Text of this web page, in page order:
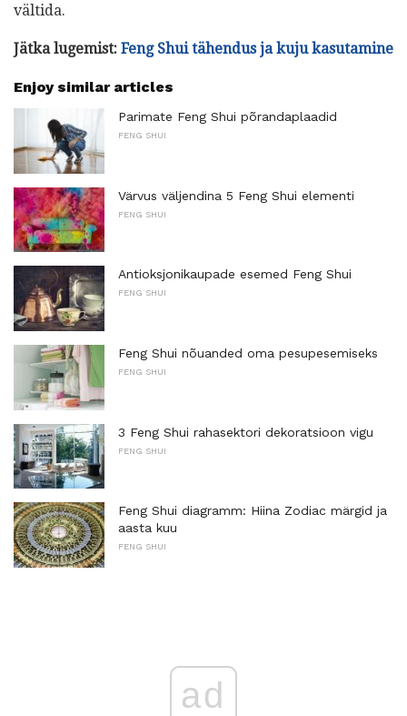
vältida.
Jätka lugemist: Feng Shui tähendus ja kuju kasutamine
Enjoy similar articles
Parimate Feng Shui põrandaplaadid
FENG SHUI
Värvus väljendina 5 Feng Shui elementi
FENG SHUI
Antioksjonikaupade esemed Feng Shui
FENG SHUI
Feng Shui nõuanded oma pesupesemiseks
FENG SHUI
3 Feng Shui rahasektori dekoratsioon vigu
FENG SHUI
Feng Shui diagramm: Hiina Zodiac märgid ja
aasta kuu
FENG SHUI
ad